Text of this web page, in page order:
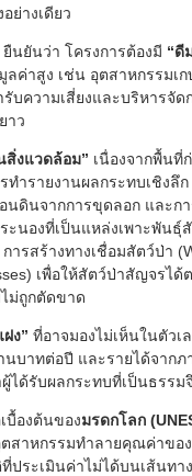
ย่างเดียว
นยันว่า โครงการต้องมี “ดี
ลค่าสูง เช่น อุตสาหกรรม
บความเสี่ยงและบริหารจั
าว
สิ่งแวดล้อม” เนื่องจากพื้นที่
รายงานผลกระทบเชิงลึก
นดินจากการขุดลอก และ
นองที่เป็นแหล่งเพาะพันธุ์
ารสร้างทางเชื่อมสัตว์ป่า
เพื่อให้สัตว์ป่าสัญจรไ
ม่ถูกตัดขาด
ง” ที่อาจมองไม่เห็นในตัว
บาทต่อปี และรายได้จาก
ด้รับผลกระทบที่เป็นธรรม
บื้องต้นของมรดกโลก
สาหกรรมทำลายคุณค่าขอ
ประเมินค่าไม่ได้บนเส้นท